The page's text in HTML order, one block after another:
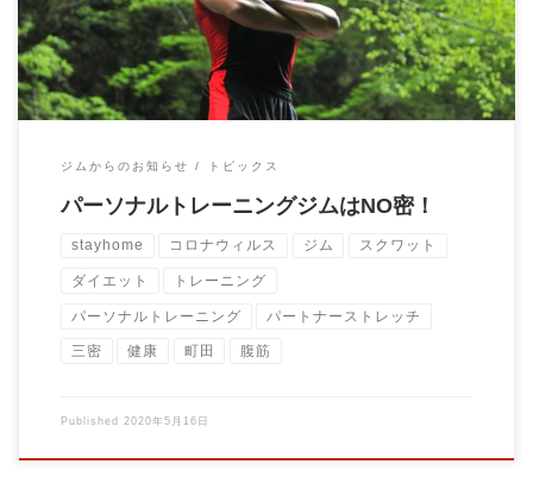
ジムからのお知らせ トピックス
パーソナルトレーニングジムはNO密！
stayhome コロナウィルス ジム スクワット
ダイエット トレーニング
パーソナルトレーニング パートナーストレッチ
三密 健康 町田 腹筋
Published 2020年5月16日